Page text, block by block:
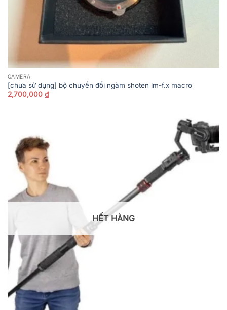
CAMERA
[chưa sử dụng] bộ chuyển đổi ngàm shoten lm-f.x macro
2,700,000 ₫
HẾT HÀNG